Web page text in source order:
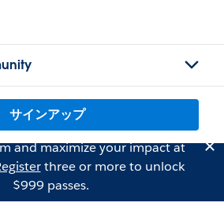
サインアップ
and maximize your impact at
three or more to unlock
$999 passes.